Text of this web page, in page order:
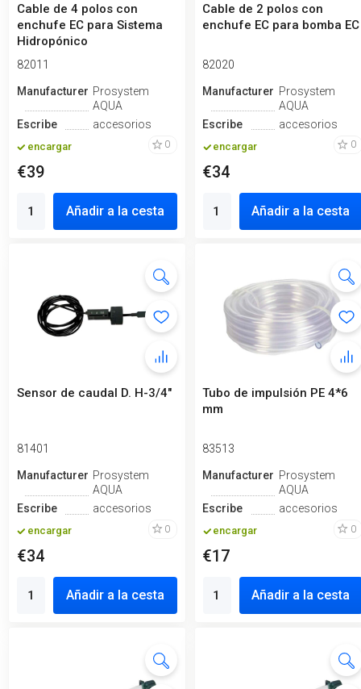
Cable de 4 polos con
enchufe EC para Sistema
Hidropónico
82011
ManufactureroProsystem
AQUA
Escribe
accesorios
encargar 0
€39
Añadir a la cesta
Cable de 2 polos con
enchufe EC para bomba EC
82020
ManufactureroProsystem
AQUA
Escribe
accesorios
encargar 0
€34
Añadir a la cesta
Sensor de caudal D. H-3/4"
81401
ManufactureroProsystem
AQUA
Escribe
accesorios
encargar 0
€34
Añadir a la cesta
Tubo de impulsión PE 4*6
mm
83513
ManufactureroProsystem
AQUA
Escribe
accesorios
encargar 0
€17
Añadir a la cesta